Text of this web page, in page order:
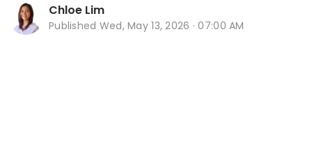
Chloe Lim
Published Wed, May 13, 2026 · 07:00 AM